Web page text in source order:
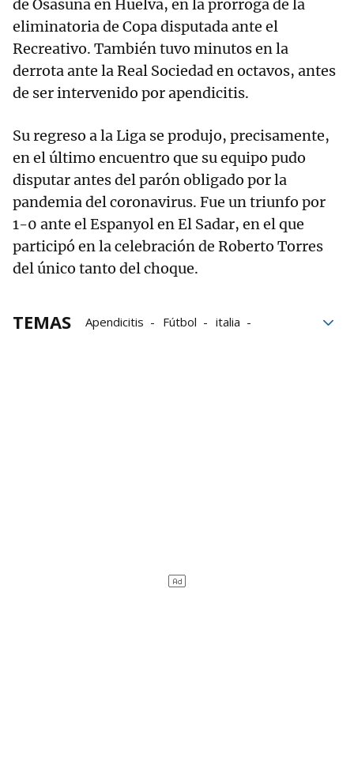
de Osasuna en Huelva, en la prórroga de la
eliminatoria de Copa disputada ante el
Recreativo. También tuvo minutos en la
derrota ante la Real Sociedad en octavos, antes
de ser intervenido por apendicitis.
Su regreso a la Liga se produjo, precisamente,
en el último encuentro que su equipo pudo
disputar antes del parón obligado por la
pandemia del coronavirus. Fue un triunfo por
1-0 ante el Espanyol en El Sadar, en el que
participó en la celebración de Roberto Torres
del único tanto del choque.
TEMAS Apendicitis Fútbol
italia